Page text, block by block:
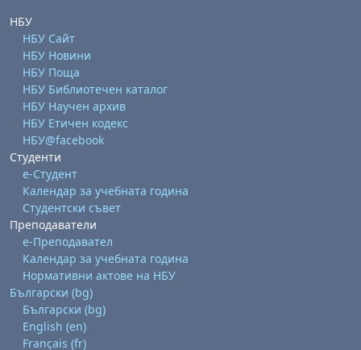
НБУ
НБУ Сайт
НБУ Новини
НБУ Поща
НБУ Библиотечен каталог
НБУ Научен архив
НБУ Етичен кодекс
НБУ@facebook
Студенти
е-Студент
Календар за учебната година
Студентски съвет
Преподаватели
е-Преподавател
Календар за учебната година
Нормативни актове на НБУ
Български ‎(bg)‎
Български ‎(bg)‎
English ‎(en)‎
Français ‎(fr)‎